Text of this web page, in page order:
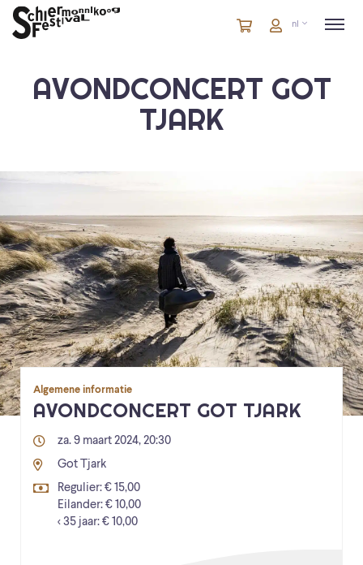
Winkelmandje
artikelen
Account
nl
AVONDCONCERT GOT
TJARK
Algemene informatie
AVONDCONCERT GOT TJARK
za. 9 maart 2024, 20:30
Got Tjark
Regulier: € 15,00
Eilander: € 10,00
< 35 jaar: € 10,00